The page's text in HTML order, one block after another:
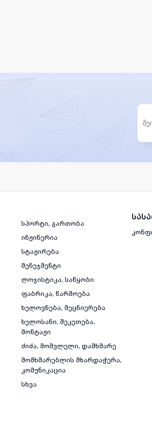
სპორტი, გართობა
ინჟინერია
სტაჟირება
მენეჯმენტი
ლოჯისტიკა, საწყობი
ფაბრიკა, წარმოება
ხელოვნება, მეცნიერება
ხელოსანი, შეკეთება,
მონტაჟი
ძიძა, მომვლელი, დამხმარე
მომხმარებლის მხარდაჭერა,
კომუნიკაცია
სხვა